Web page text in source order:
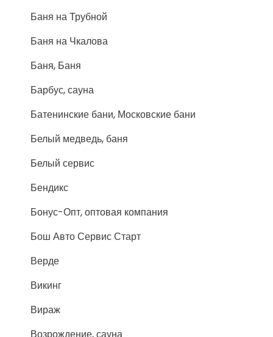
Баня на Трубной
Баня на Чкалова
Баня, Баня
Барбус, сауна
Батенинские бани, Московские бани
Белый медведь, баня
Белый сервис
Бендикс
Бонус-Опт, оптовая компания
Бош Авто Сервис Старт
Верде
Викинг
Вираж